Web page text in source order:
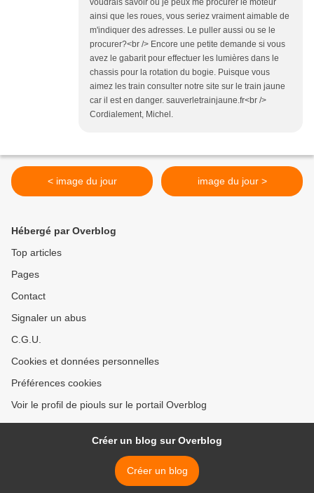
voudrais savoir ou je peux me procurer le moteur
ainsi que les roues, vous seriez vraiment aimable de
m'indiquer des adresses. Le puller aussi ou se le
procurer?<br /> Encore une petite demande si vous
avez le gabarit pour effectuer les lumières dans le
chassis pour la rotation du bogie. Puisque vous
aimez les train consulter notre site sur le train jaune
car il est en danger. sauverletrainjaune.fr<br />
Cordialement, Michel.
< image du jour image du jour >
Hébergé par Overblog
Top articles
Pages
Contact
Signaler un abus
C.G.U.
Cookies et données personnelles
Préférences cookies
Voir le profil de piouls sur le portail Overblog
Créer un blog sur Overblog
Créer un blog